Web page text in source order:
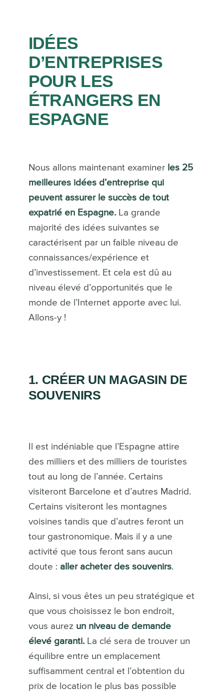
IDÉES
D’ENTREPRISES
POUR LES
ÉTRANGERS EN
ESPAGNE
Nous allons maintenant examinerles 25
meilleures idées d’entreprise qui
peuvent assurer le succès de tout
expatrié en Espagne.La grande
majorité des idées suivantes se
caractérisent par un faible niveau de
connaissances/expérience et
d’investissement. Et cela est dû au
niveau élevé d’opportunités que le
monde de l’Internet apporte avec lui.
Allons-y !
1. CRÉER UN MAGASIN DE
SOUVENIRS
Il est indéniable que l’Espagne attire
des milliers et des milliers de touristes
tout au long de l’année. Certains
visiteront Barcelone et d’autres Madrid.
Certains visiteront les montagnes
voisines tandis que d’autres feront un
tour gastronomique. Mais il y a une
activité que tous feront sans aucun
doute : aller acheter des souvenirs.
Ainsi, si vous êtes un peu stratégique et
que vous choisissez le bon endroit,
vous aurez un niveau de demande
élevé garanti.La clé sera de trouver un
équilibre entre un emplacement
suffisamment central et l’obtention du
prix de location le plus bas possible